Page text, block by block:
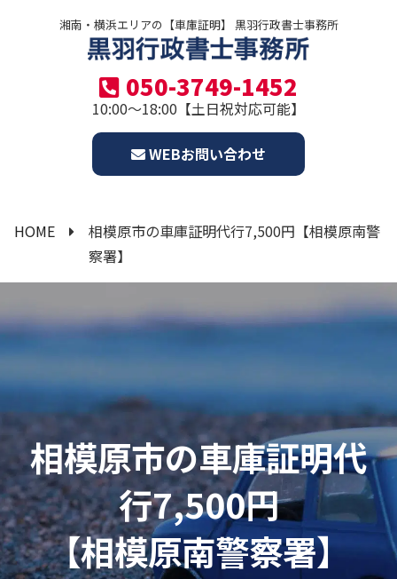
湘南・横浜エリアの【車庫証明】 黒羽行政書士事務所
050-3749-1452
10:00～18:00【土日祝対応可能】
WEBお問い合わせ
HOME
相模原市の車庫証明代行7,500円【相模原南警
察署】
相模原市の車庫証明代
行7,500円
【相模原南警察署】